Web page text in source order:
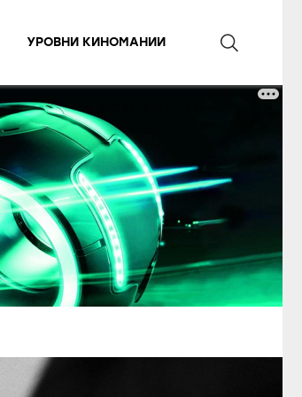
УРОВНИ КИНОМАНИИ